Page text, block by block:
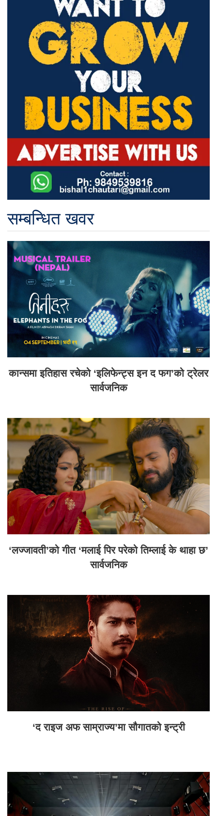
सम्बन्धित खवर
कान्समा इतिहास रचेको ‘इलिफेन्ट्स इन द फग’को ट्रेलर
सार्वजनिक
‘लज्जावती’को गीत ‘मलाई पिर परेको तिम्लाई के थाहा छ’
सार्वजनिक
‘द राइज अफ साम्राज्य’मा सौगातको इन्ट्री